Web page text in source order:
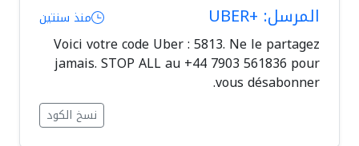
المرسل: +UBER منذ سنتين
Voici votre code Uber : 5813. Ne le partagez
jamais. STOP ALL au +44 7903 561836 pour
vous désabonner.
نسخ الكود